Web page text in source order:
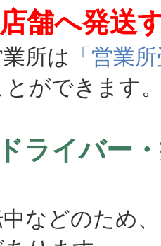
舗へ発送
所は 「営業
とができます
ドライバー
などのため